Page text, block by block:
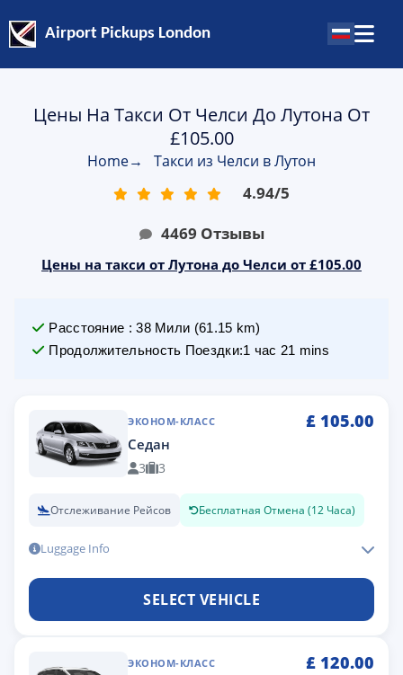
Airport Pickups London
Цены На Такси От Челси До Лутона От
£105.00
Home→ Такси из Челси в Лутон
4.94/5
4469 Отзывы
Цены на такси от Лутона до Челси от £105.00
Расстояние :38 Мили (61.15 km)
Продолжительность Поездки:1 час 21 mins
ЭКОНОМ-КЛАСС £ 105.00
Седан
3 3
Отслеживание Рейсов Бесплатная Отмена (12 Часа)
Luggage Info
SELECT VEHICLE
ЭКОНОМ-КЛАСС £ 120.00